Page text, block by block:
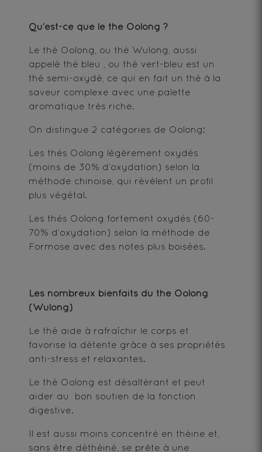
Qu’est-ce que le thé Oolong ?
Le thé Oolong, ou thé Wulong, aussi
appelé thé bleu , ou thé vert-bleu est un
thé semi-oxydé, ce qui en fait un thé à la
saveur complexe avec une palette
aromatique très riche.
On distingue 2 catégories de Oolong:
Les thés Oolong légèrement oxydés
(moins de 30% d’oxydation) selon la
méthode chinoise, qui révèlent un profil
plus végétal.
Les thés Oolong fortement oxydés (60-
70% d’oxydation) selon la méthode de
Formose avec des notes plus boisées.
Les nombreux bienfaits du thé Oolong
(Wulong)
Le thé aide à rafraîchir le corps et
favorise la détente grâce à ses propriétés
anti-stress et relaxantes.
Le thé Oolong est désaltérant et peut
aider au bon soutien de la fonction
digestive.
Il est aussi moins concentré en théine et,
sans être déthéiné, se prête à une